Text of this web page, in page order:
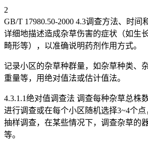
2
GB/T 17980.50-2000 4.3调查方法、时间
详细地描述造成杂草伤害的症状（如生
畸形等），以准确说明药剂作用方式。
记录小区的杂草种群量，如杂草种类、
重量等，用绝对值法或估计值法。
4.3.1.1绝对值调查法 调查每种杂草总株
进行调查或在每个小区随机选择3~4个点
抽样调查，在某些情况下，调查杂草的
等。